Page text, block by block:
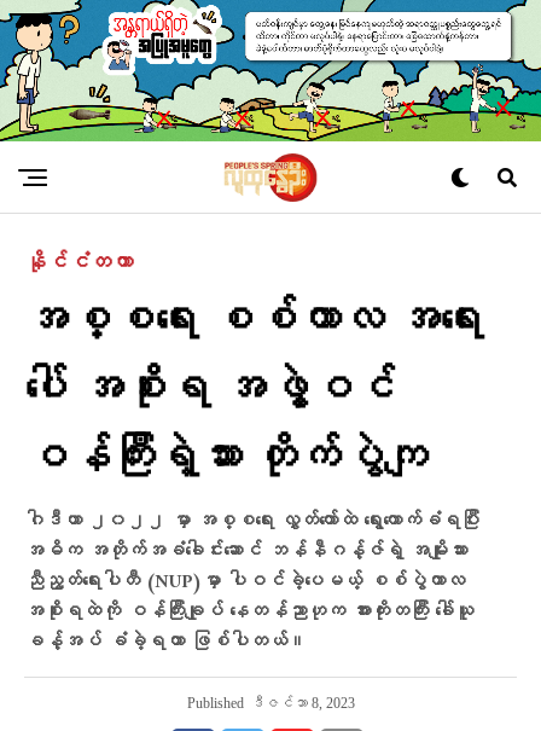
နိုင်ငံတကာ
အစ္စရေး စစ်ကာလ အရေး
ပေါ် အစိုးရ အဖွဲ့ဝင်
ဝန်ကြီးရဲ့သား တိုက်ပွဲကျ
ဂါဒီဟာ ၂၀၂၂ မှာ အစ္စရေး လွှတ်တော်ထဲ ရွေးကောက်ခံရပြီး
အဓိက အတိုက်အခံခေါင်းဆောင် ဘန်နီဂန့်ဇ်ရဲ့ အမျိုးသား
ညီညွတ်ရေးပါတီ (NUP)မှာ ပါဝင်ခဲ့ပေမယ့် စစ်ပွဲကာလ
အစိုးရထဲကို ဝန်ကြီးချုပ် နေတန်ညာဟုက အားကိုးတကြီး ခေါ်ယူ
ခန့်အပ် ခံခဲ့ရတာ ဖြစ်ပါတယ်။
Published ဒီဇင်ဘာ 8, 2023